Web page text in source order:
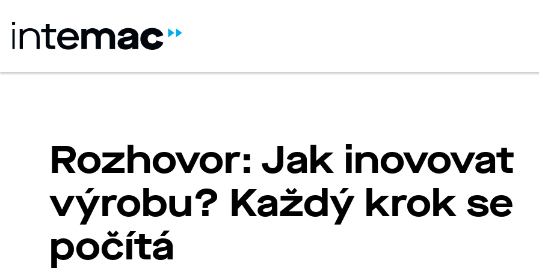
Rozhovor: Jak inovovat
výrobu? Každý krok se
počítá